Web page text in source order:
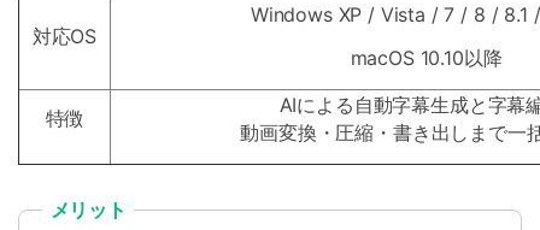
対応OS
Windows XP / Vista / 7 / 8 / 8.1
macOS 10.10以降
特徴
AIによる自動字幕生成と字幕
動画変換・圧縮・書き出しまで一
メリット